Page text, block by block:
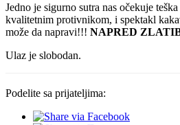
Jedno je sigurno sutra nas očekuje
kvalitetnim protivnikom, i spektakl
može da napravi!!! NAPRED
Ulaz je slobodan.
Podelite sa prijateljima: